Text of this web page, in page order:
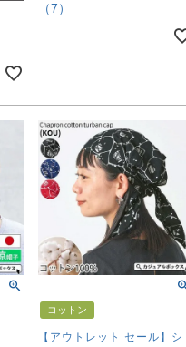
（7）
コットン
【アウトレット セール】シ